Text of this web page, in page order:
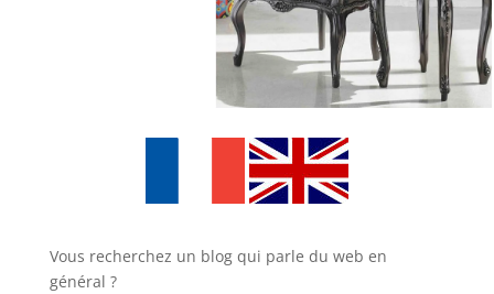
Vous recherchez un blog qui parle du web en
général ?